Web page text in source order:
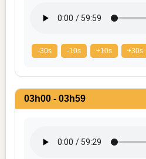
-30s -10s +10s +30s
03h00 - 03h59